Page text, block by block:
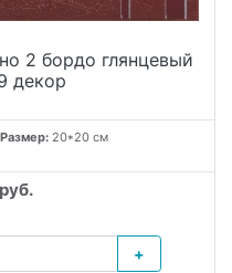
2 бордо глянцевый
декор
Размер: 20*20 см
+